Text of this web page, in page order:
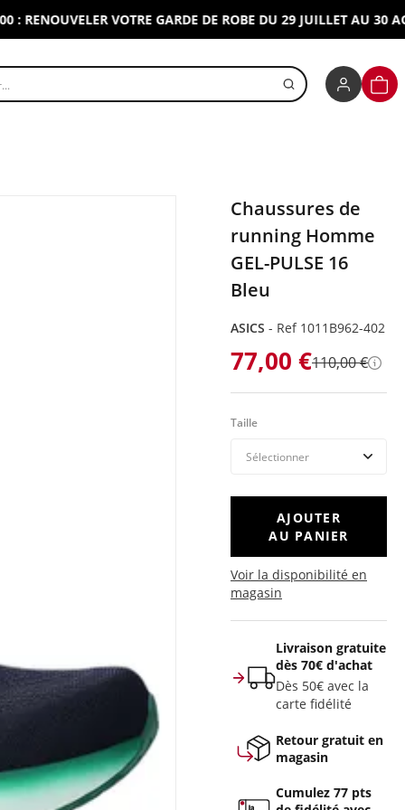
RENOUVELER VOTRE GARDE DE ROBE DU 29 JUILLET AU 30
un produit
Chaussures de
running Homme
GEL-PULSE 16
Bleu
ASICS - Ref 1011B962-402
77,00 €110,00 €
Taille
AJOUTER
AU PANIER
Voir la disponibilité en
magasin
Livraison gratuite
dès 70€ d'achat
Dès 50€ avec la
carte fidélité
Retour gratuit en
magasin
Cumulez 77 pts